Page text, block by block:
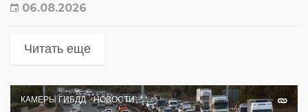
06.08.2026
Читать еще
КАМЕРЫ ГИБДД НОВОСТИ